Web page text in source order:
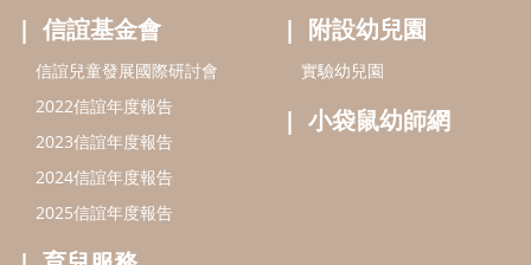
信誼基金會
信誼兒童發展國際研討會
2022信誼年度報告
2023信誼年度報告
2024信誼年度報告
2025信誼年度報告
附設幼兒園
實驗幼兒園
小袋鼠幼師網